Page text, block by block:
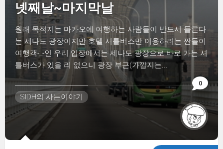
0
넷째날~마지막날
원래 목적지는 마카오에 여행하는 사람들이 반드시 들른다
는 세나도 광장이지만 호텔 셔틀버스만 이용하려는 짠돌이
여행객-_-인 우리 입장에서는 세나도 광장으로 바로 가는 셔
틀버스가 있을 리 없으니 광장 부근(가깝지는...
SIDH의 사는이야기